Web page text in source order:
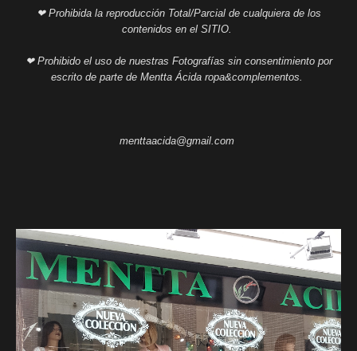
❤ Prohibida la reproducción Total/Parcial de cualquiera de los
contenidos en el SITIO.
❤ Prohibido el uso de nuestras Fotografías sin consentimiento por
escrito de parte de Mentta Ácida ropa&complementos.
menttaacida@gmail.com